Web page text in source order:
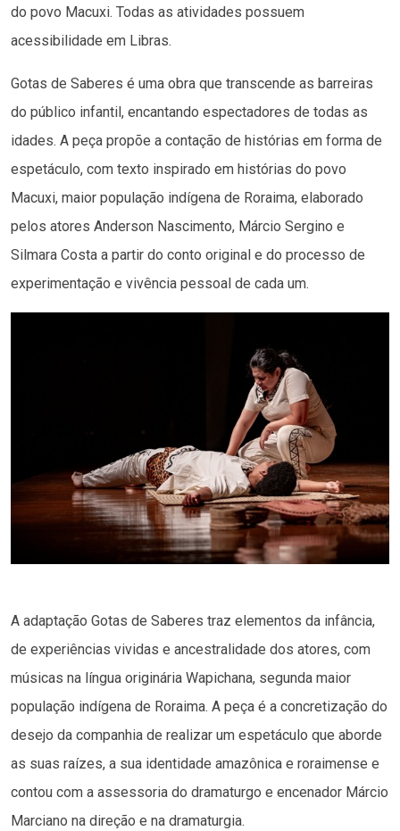
do povo Macuxi. Todas as atividades possuem
acessibilidade em Libras.
Gotas de Saberes é uma obra que transcende as barreiras
do público infantil, encantando espectadores de todas as
idades. A peça propõe a contação de histórias em forma de
espetáculo, com texto inspirado em histórias do povo
Macuxi, maior população indígena de Roraima, elaborado
pelos atores Anderson Nascimento, Márcio Sergino e
Silmara Costa a partir do conto original e do processo de
experimentação e vivência pessoal de cada um.
A adaptação Gotas de Saberes traz elementos da infância,
de experiências vividas e ancestralidade dos atores, com
músicas na língua originária Wapichana, segunda maior
população indígena de Roraima. A peça é a concretização do
desejo da companhia de realizar um espetáculo que aborde
as suas raízes, a sua identidade amazônica e roraimense e
contou com a assessoria do dramaturgo e encenador Márcio
Marciano na direção e na dramaturgia.